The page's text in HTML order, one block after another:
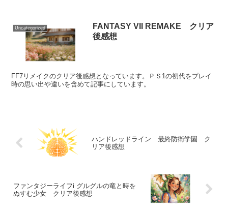
Uncategorized
FANTASY VII REMAKE クリア
後感想
FF7リメイクのクリア後感想となっています。ＰＳ1の初代をプレイ
時の思い出や違いを含めて記事にしています。
ハンドレッドライン 最終防衛学園 ク
リア後感想
ファンタジーライフi グルグルの竜と時を
ぬすむ少女 クリア後感想